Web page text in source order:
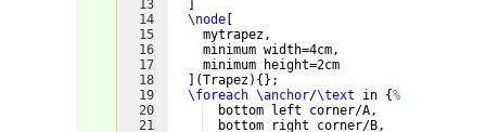
13
14
15
16
17
18
19
20
21
\node
    mytrapez,
    minimum width=4cm,
    minimum height=2cm
(Trapez) { } ;
\foreach \anchor/\text in {%
  bottom left corner/A,
  bottom right corner/B,